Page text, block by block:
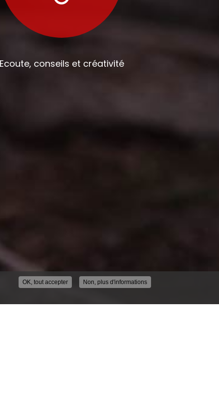
conseils et créativité
OK, tout accepter Non, plus d'informations